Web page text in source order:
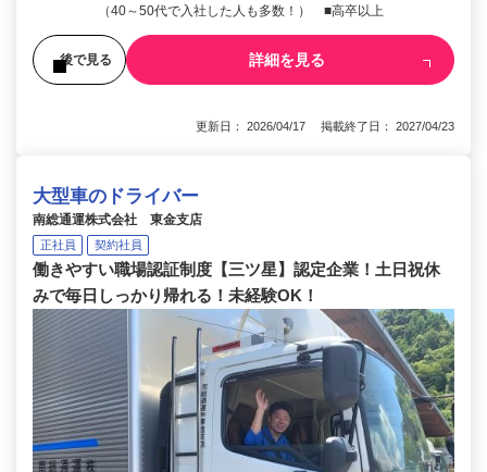
（40～50代で入社した人も多数！） ■高卒以上
後で見る 詳細を見る
更新日： 2026/04/17 掲載終了日： 2027/04/23
大型車のドライバー
南総通運株式会社 東金支店
正社員 契約社員
働きやすい職場認証制度【三ツ星】認定企業！土日祝休
みで毎日しっかり帰れる！未経験OK！